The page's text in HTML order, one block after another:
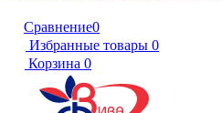
Сравнение0
Избранные товары 0
Корзина 0